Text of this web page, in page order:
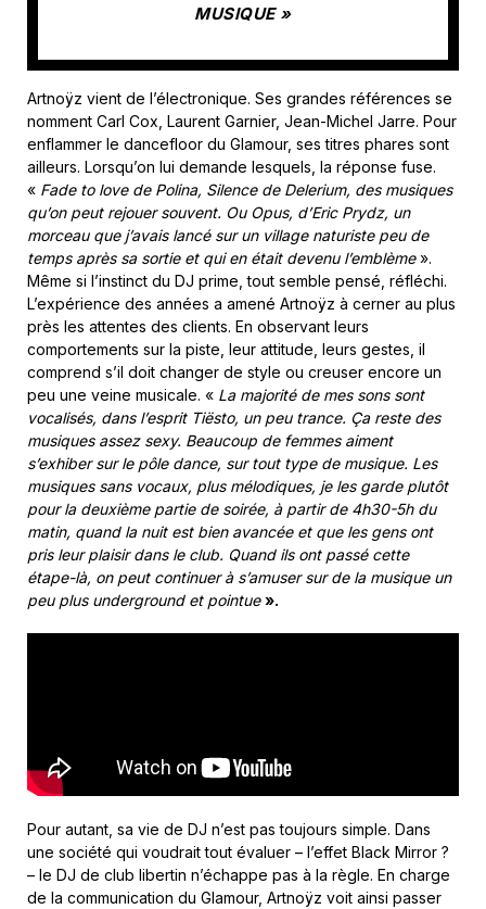
MUSIQUE »
Artnoÿz vient de l’électronique. Ses grandes références se
nomment Carl Cox, Laurent Garnier, Jean-Michel Jarre. Pour
enflammer le dancefloor du Glamour, ses titres phares sont
ailleurs. Lorsqu’on lui demande lesquels, la réponse fuse.
« Fade to love de Polina, Silence de Delerium, des musiques
qu’on peut rejouer souvent. Ou Opus, d’Eric Prydz, un
morceau que j’avais lancé sur un village naturiste peu de
temps après sa sortie et qui en était devenu l’emblème».
Même si l’instinct du DJ prime, tout semble pensé, réfléchi.
L’expérience des années a amené Artnoÿz à cerner au plus
près les attentes des clients. En observant leurs
comportements sur la piste, leur attitude, leurs gestes, il
comprend s’il doit changer de style ou creuser encore un
peu une veine musicale. « La majorité de mes sons sont
vocalisés, dans l’esprit Tiësto, un peu trance. Ça reste des
musiques assez sexy. Beaucoup de femmes aiment
s’exhiber sur le pôle dance, sur tout type de musique. Les
musiques sans vocaux, plus mélodiques, je les garde plutôt
pour la deuxième partie de soirée, à partir de 4h30-5h du
matin, quand la nuit est bien avancée et que les gens ont
pris leur plaisir dans le club. Quand ils ont passé cette
étape-là, on peut continuer à s’amuser sur de la musique un
peu plus underground et pointue».
Pour autant, sa vie de DJ n’est pas toujours simple. Dans
une société qui voudrait tout évaluer – l’effet Black Mirror ?
– le DJ de club libertin n’échappe pas à la règle. En charge
de la communication du Glamour, Artnoÿz voit ainsi passer